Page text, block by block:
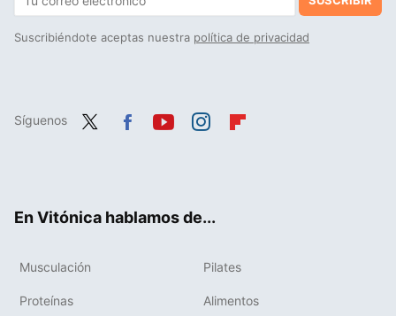
Suscribiéndote aceptas nuestra política de privacidad
Síguenos
En Vitónica hablamos de...
Musculación Pilates
Proteínas Alimentos